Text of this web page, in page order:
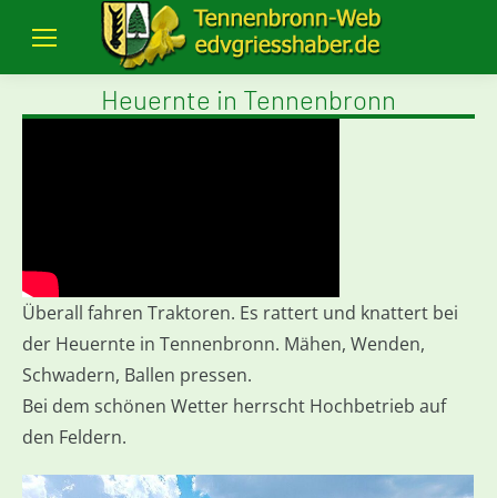
Heuernte in Tennenbronn
Überall fahren Traktoren. Es rattert und knattert bei
der Heuernte in Tennenbronn. Mähen, Wenden,
Schwadern, Ballen pressen.
Bei dem schönen Wetter herrscht Hochbetrieb auf
den Feldern.